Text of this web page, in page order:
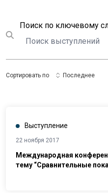
Submit search
Поиск по ключевому
Сортировать по Последнее
Выступление
22 ноября 2017
Международная
тему “Сравнительные